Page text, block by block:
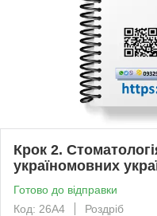
Крок 2.
україномовних
Готово до відправки
Код: 26А4
Роздріб